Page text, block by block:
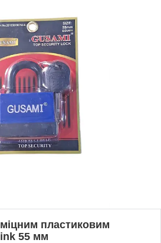
пластиковим
55 мм